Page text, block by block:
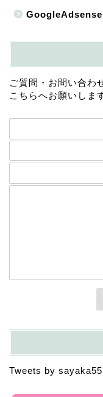
GoogleAdsense
ご質問・お問い合わ
こちらへお願いしま
Tweets by